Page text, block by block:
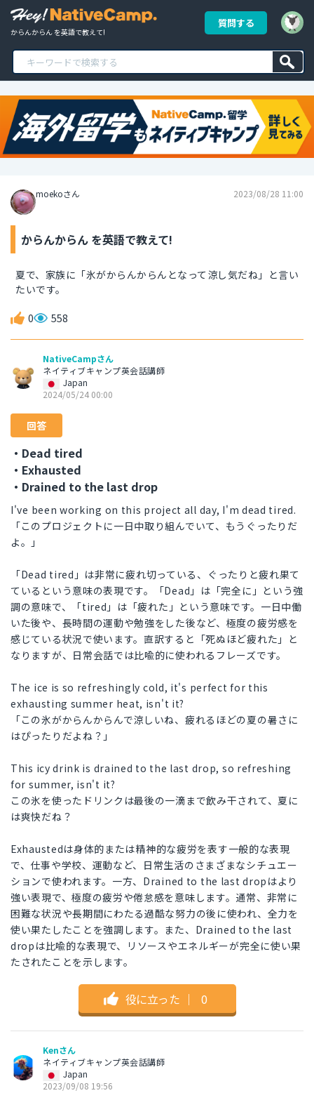
からんからん を英語で教えて!
質問する
moekoさん 2023/08/28 11:00
からんからん を英語で教えて!
夏で、家族に「氷がからんからんとなって涼し気だね」と言い
たいです。
0 558
NativeCampさん
ネイティブキャンプ英会話講師
Japan
2024/05/24 00:00
回答
・Dead tired
・Exhausted
・Drained to the last drop
I've been working on this project all day, I'm dead tired.
「このプロジェクトに一日中取り組んでいて、もうぐったりだ
よ。」
「Dead tired」は非常に疲れ切っている、ぐったりと疲れ果て
ているという意味の表現です。「Dead」は「完全に」という強
調の意味で、「tired」は「疲れた」という意味です。一日中働
いた後や、長時間の運動や勉強をした後など、極度の疲労感を
感じている状況で使います。直訳すると「死ぬほど疲れた」と
なりますが、日常会話では比喩的に使われるフレーズです。
The ice is so refreshingly cold, it's perfect for this
exhausting summer heat, isn't it?
「この氷がからんからんで涼しいね、疲れるほどの夏の暑さに
はぴったりだよね？」
This icy drink is drained to the last drop, so refreshing
for summer, isn't it?
この氷を使ったドリンクは最後の一滴まで飲み干されて、夏に
は爽快だね？
Exhaustedは身体的または精神的な疲労を表す一般的な表現
で、仕事や学校、運動など、日常生活のさまざまなシチュエー
ションで使われます。一方、Drained to the last dropはより
強い表現で、極度の疲労や倦怠感を意味します。通常、非常に
困難な状況や長期間にわたる過酷な努力の後に使われ、全力を
使い果たしたことを強調します。また、Drained to the last
dropは比喩的な表現で、リソースやエネルギーが完全に使い果
たされたことを示します。
役に立った ｜ 0
Kenさん
ネイティブキャンプ英会話講師
Japan
2023/09/08 19:56